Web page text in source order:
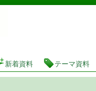
茨城県立図書
新着資料 テーマ資料